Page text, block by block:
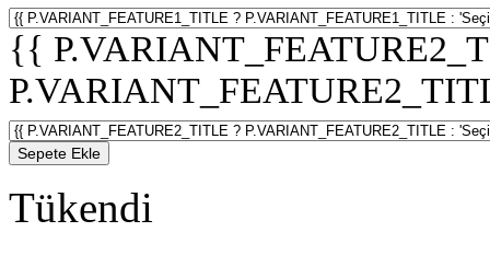
{{
Sepete Ekle
Tükendi